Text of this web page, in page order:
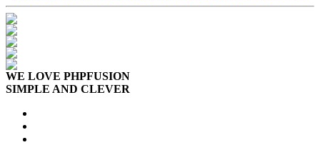
WE LOVE PHPFUSION
SIMPLE AND CLEVER